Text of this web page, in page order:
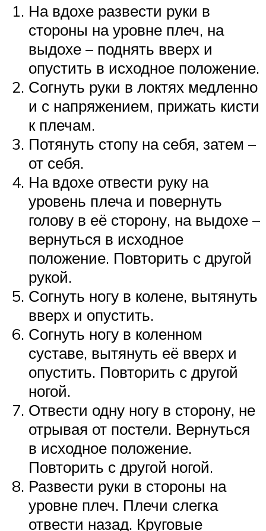
На вдохе развести руки в
стороны на уровне плеч, на
выдохе – поднять вверх и
опустить в исходное положение.
Согнуть руки в локтях медленно
и с напряжением, прижать кисти
к плечам.
Потянуть стопу на себя, затем –
от себя.
На вдохе отвести руку на
уровень плеча и повернуть
голову в её сторону, на выдохе –
вернуться в исходное
положение. Повторить с другой
рукой.
Согнуть ногу в колене, вытянуть
вверх и опустить.
Согнуть ногу в коленном
суставе, вытянуть её вверх и
опустить. Повторить с другой
ногой.
Отвести одну ногу в сторону, не
отрывая от постели. Вернуться
в исходное положение.
Повторить с другой ногой.
Развести руки в стороны на
уровне плеч. Плечи слегка
отвести назад. Круговые